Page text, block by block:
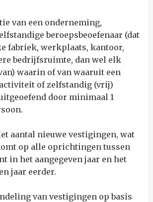
van een onderneming,
beroepsbeoefenaar (dat
fabriek, werkplaats, kantoor,
bedrijfsruimte, dan wel elk
waarin of van waaruit een
of zelfstandig (vrij)
door minimaal 1
et aantal nieuwe vestigingen, wat
op alle oprichtingen tussen
in het aangegeven jaar en het
jaar eerder.
van vestigingen op basis